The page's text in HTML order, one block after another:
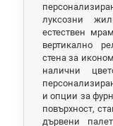
луксозни
естествен
вертикално
стена за
налични
и опции за
повърхност,
дървени